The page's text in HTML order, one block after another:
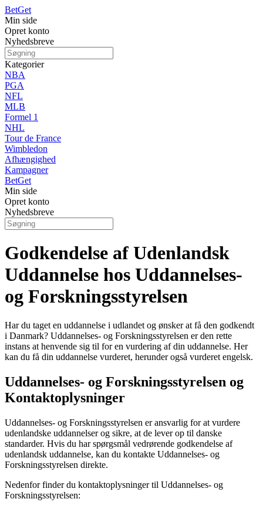
BetGet
Min side
Opret konto
Nyhedsbreve
Kategorier
NBA
PGA
NFL
MLB
Formel 1
NHL
Tour de France
Wimbledon
Afhængighed
Kampagner
BetGet
Min side
Opret konto
Nyhedsbreve
Godkendelse af Udenlandsk
Uddannelse hos Uddannelses-
og Forskningsstyrelsen
Har du taget en uddannelse i udlandet og ønsker at få den godkendt
i Danmark? Uddannelses- og Forskningsstyrelsen er den rette
instans at henvende sig til for en vurdering af din uddannelse. Her
kan du få din uddannelse vurderet, herunder også vurderet engelsk.
Uddannelses- og Forskningsstyrelsen og
Kontaktoplysninger
Uddannelses- og Forskningsstyrelsen er ansvarlig for at vurdere
udenlandske uddannelser og sikre, at de lever op til danske
standarder. Hvis du har spørgsmål vedrørende godkendelse af
udenlandsk uddannelse, kan du kontakte Uddannelses- og
Forskningsstyrelsen direkte.
Nedenfor finder du kontaktoplysninger til Uddannelses- og
Forskningsstyrelsen: